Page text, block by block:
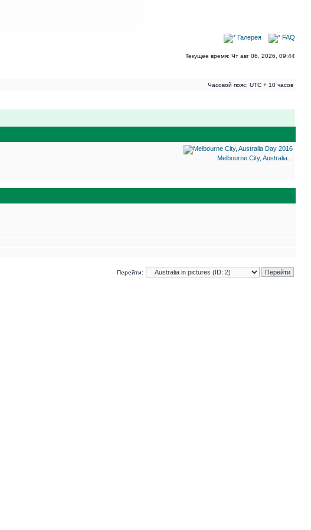
Галерея FAQ
Текущее время: Чт авг 06, 2026, 09:44
Часовой пояс: UTC + 10 часов
Melbourne City, Australia...
Перейти: